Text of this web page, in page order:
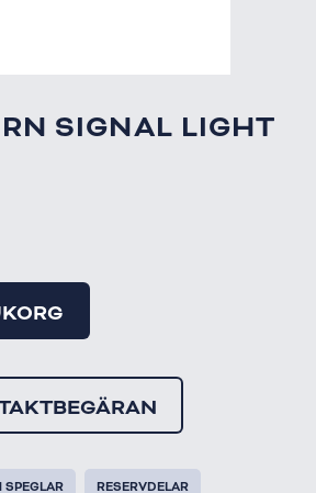
SIGNAL LIGHT
SPEGLAR RESERVDELAR